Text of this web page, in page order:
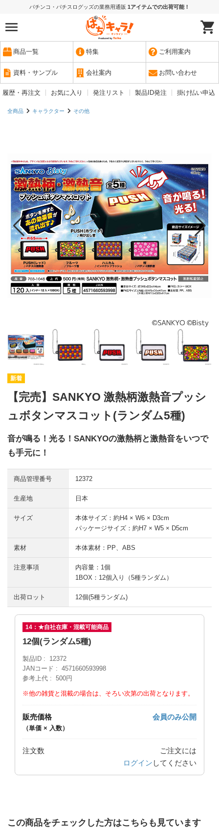
パチンコ・パチスログッズの業務用通販 1アイテムでの出荷可能！
商品一覧 特集 ご利用案内
資料・サンプル 会社案内 お問い合わせ
履歴・再注文 お気に入り 発注リスト 製品ID発注 掛け払い申込
全商品 キャラクター その他
【完売】SANKYO 激熱柄激熱音プッシ
ュボタンマスコット(ランダム5種)
音が鳴る！光る！SANKYOの激熱柄と激熱音をいつで
も手元に！
商品管理番号 12372
生産地 日本
サイズ
本体サイズ：約H4 × W6 × D3cm
パッケージサイズ：約H7 × W5 × D5cm
素材 本体素材：PP、ABS
注意事項
内容量：1個
1BOX：12個入り（5種ランダム）
出荷ロット 12個(5種ランダム)
14：★自社在庫・混載可能商品
12個(ランダム5種)
製品ID
12372
JANコード
4571660593998
参考上代
500円
※他の雑貨と混載の場合は、そろい次第の出荷となります。
販売価格
（単価 × 入数）
会員のみ公開
注文数
ご注文には
ログイン してください
この商品をチェックした方はこちらも見ています